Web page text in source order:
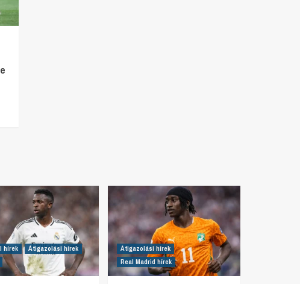
hírek
Átigazolási hírek
Átigazolási hírek
Real Madrid hírek